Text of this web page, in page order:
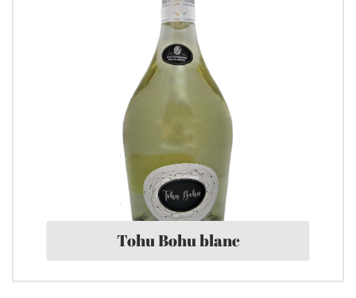
Tohu Bohu blanc